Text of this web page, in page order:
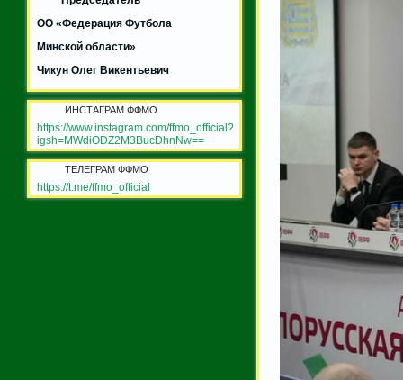
ОО «Федерация Футбола
Минской области»
Чикун Олег Викентьевич
ИНСТАГРАМ ФФМО
https://www.instagram.com/ffmo_official?
igsh=MWdiODZ2M3BucDhnNw==
ТЕЛЕГРАМ ФФМО
https://t.me/ffmo_official